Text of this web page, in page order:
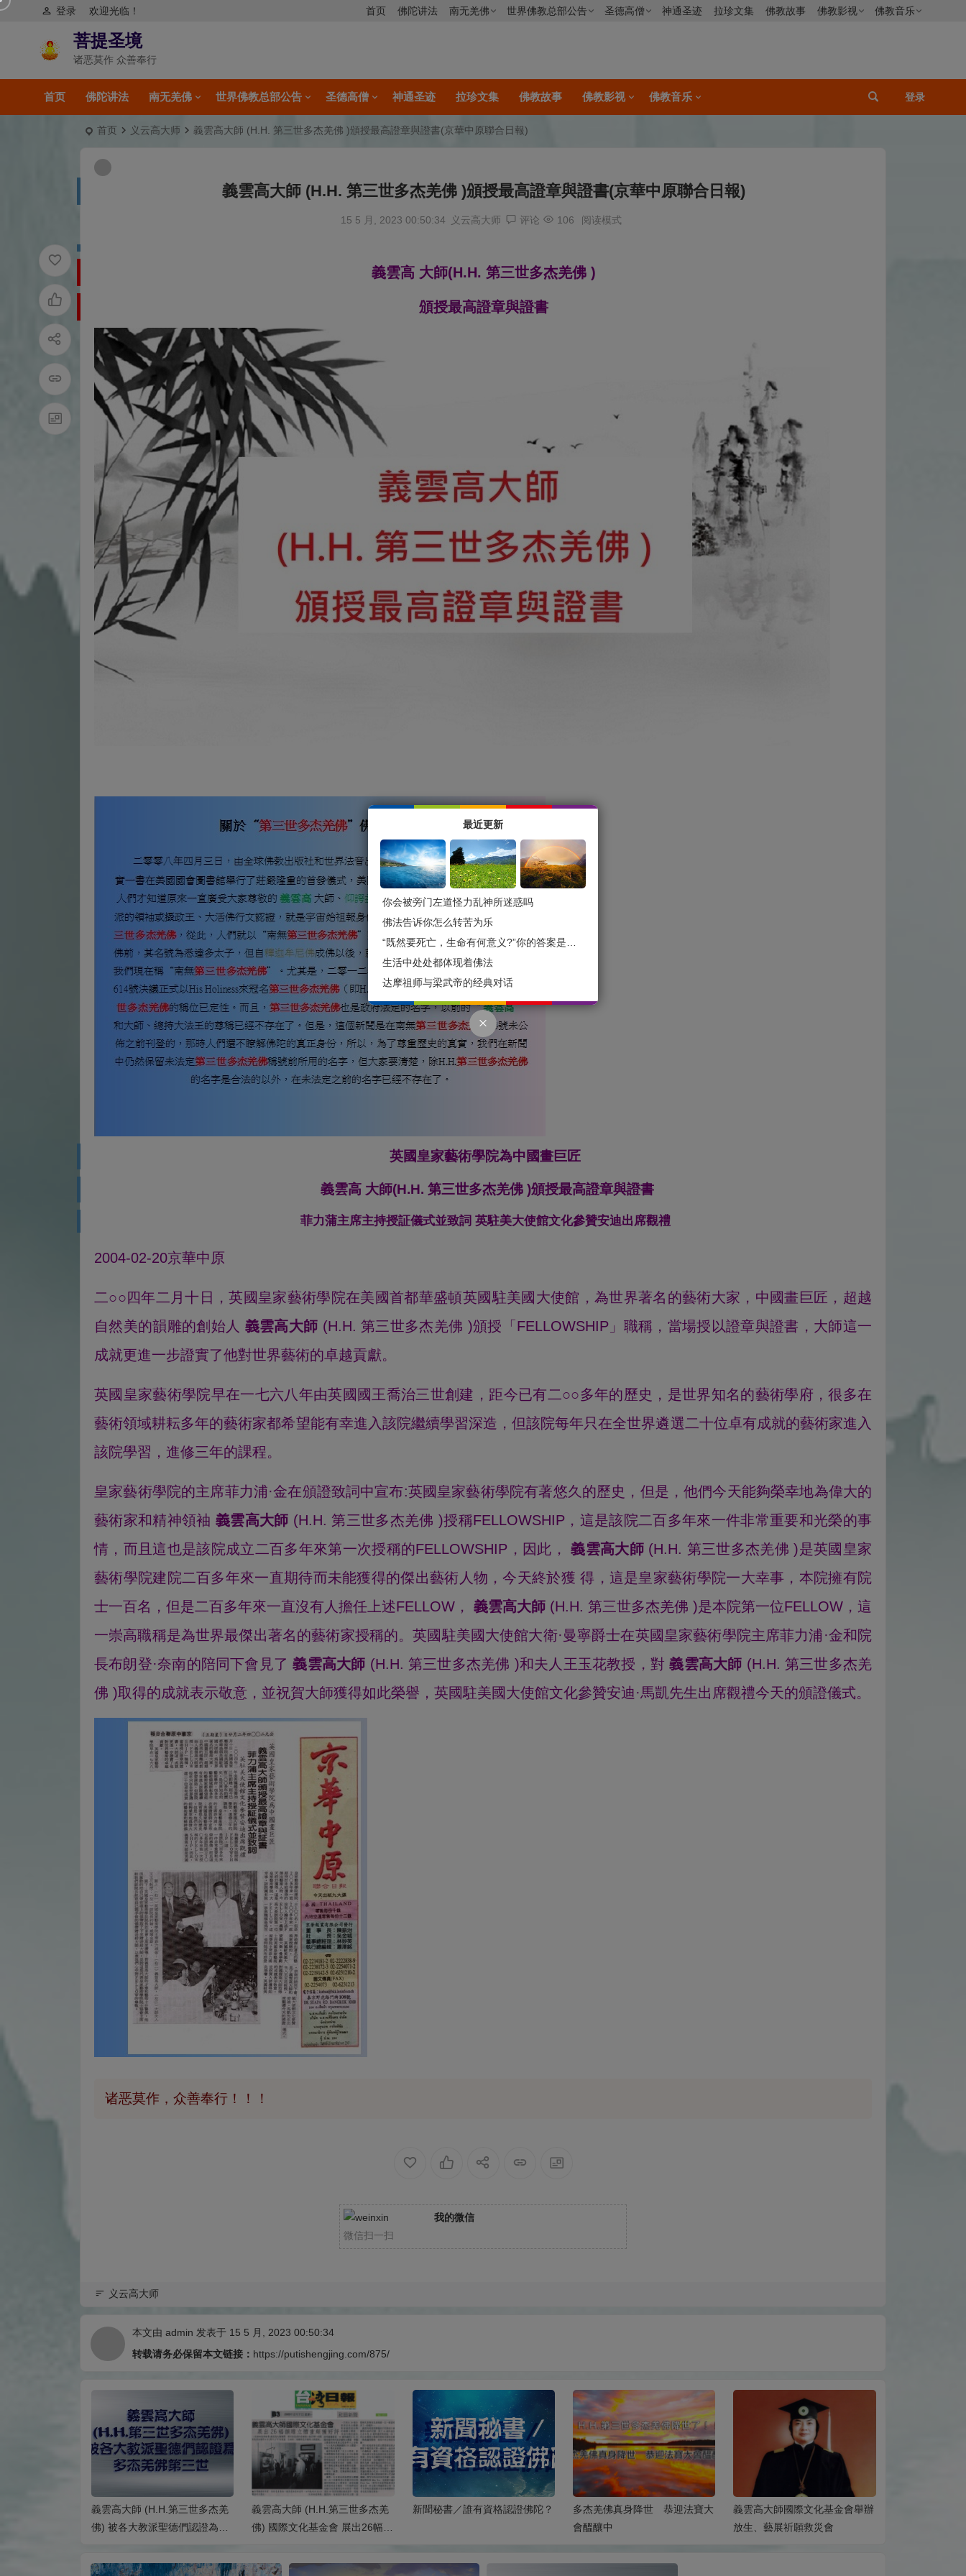
欢迎光临！
登录 首页 佛陀讲法 南无羌佛 世界佛教总部公告 圣德高僧 神通圣迹 拉珍文集 佛教故事 佛教影视 佛教音乐
菩提圣境
诸恶莫作 众善奉行
首页 佛陀讲法 南无羌佛 世界佛教总部公告 圣德高僧 神通圣迹 拉珍文集 佛教故事 佛教影视 佛教音乐 登录
首页 义云高大师 義雲高大師 (H.H. 第三世多杰羌佛 )頒授最高證章與證書(京華中原聯合日報)
義雲高大師 (H.H. 第三世多杰羌佛 )頒授最高證章與證書(京華中原聯合日報)
15 5 月, 2023 00:50:34 义云高大师 评论 106 阅读模式
義雲高 大師(H.H. 第三世多杰羌佛 )
頒授最高證章與證書
英國皇家藝術學院為中國畫巨匠
義雲高 大師(H.H. 第三世多杰羌佛 )頒授最高證章與證書
菲力蒲主席主持授証儀式並致詞 英駐美大使館文化參贊安迪出席觀禮
2004-02-20京華中原
二○○四年二月十日，英國皇家藝術學院在美國首都華盛頓英國駐美國大使館，為世界著名的藝術大家，中國畫巨匠，超越
自然美的韻雕的創始人 義雲高大師 (H.H. 第三世多杰羌佛 )頒授「FELLOWSHIP」職稱，當場授以證章與證書，大師這一
成就更進一步證實了他對世界藝術的卓越貢獻。
英國皇家藝術學院早在一七六八年由英國國王喬治三世創建，距今已有二○○多年的歷史，是世界知名的藝術學府，很多在
藝術領域耕耘多年的藝術家都希望能有幸進入該院繼續學習深造，但該院每年只在全世界遴選二十位卓有成就的藝術家進入
該院學習，進修三年的課程。
皇家藝術學院的主席菲力浦·金在頒證致詞中宣布:英國皇家藝術學院有著悠久的歷史，但是，他們今天能夠榮幸地為偉大的
藝術家和精神領袖 義雲高大師 (H.H. 第三世多杰羌佛 )授稱FELLOWSHIP，這是該院二百多年來一件非常重要和光榮的事
情，而且這也是該院成立二百多年來第一次授稱的FELLOWSHIP，因此，義雲高大師 (H.H. 第三世多杰羌佛 )是英國皇家
藝術學院建院二百多年來一直期待而未能獲得的傑出藝術人物，今天終於獲 得，這是皇家藝術學院一大幸事，本院擁有院
士一百名，但是二百多年來一直沒有人擔任上述FELLOW， 義雲高大師 (H.H. 第三世多杰羌佛 )是本院第一位FELLOW，這
一崇高職稱是為世界最傑出著名的藝術家授稱的。英國駐美國大使館大衛·曼寧爵士在英國皇家藝術學院主席菲力浦·金和院
長布朗登·奈南的陪同下會見了義雲高大師 (H.H. 第三世多杰羌佛 )和夫人王玉花教授，對義雲高大師 (H.H. 第三世多杰羌
佛 )取得的成就表示敬意，並祝賀大師獲得如此榮譽，英國駐美國大使館文化參贊安迪·馬凱先生出席觀禮今天的頒證儀式。
诸恶莫作，众善奉行！！！
我的微信
微信扫一扫
义云高大师
本文由 admin 发表于 15 5 月, 2023 00:50:34
转载请务必保留本文链接： https://putishengjing.com/875/
義雲高大師 (H.H.第三世多杰羌
佛) 被各大教派聖德們認證為多
義雲高大師 (H.H.第三世多杰羌
佛) 國際文化基金會 展出26幅韻
新聞秘書／誰有資格認證佛陀？
多杰羌佛真身降世 恭迎法寶大
會醞釀中
義雲高大師國際文化基金會舉辦
放生、藝展祈願救災會
最近更新
你会被旁门左道怪力乱神所迷惑吗
佛法告诉你怎么转苦为乐
“既然要死亡，生命有何意义?”你的答案是什么？
生活中处处都体现着佛法
达摩祖师与梁武帝的经典对话